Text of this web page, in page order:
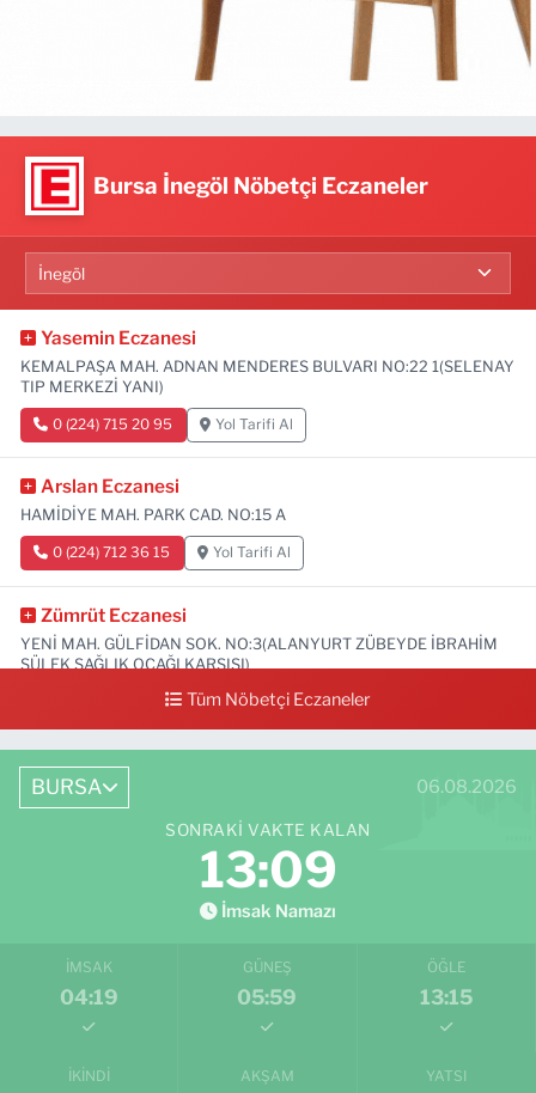
Bursa İnegöl Nöbetçi Eczaneler
Yasemin Eczanesi
KEMALPAŞA MAH. ADNAN MENDERES BULVARI NO:22 1(SELENAY
TIP MERKEZİ YANI)
0 (224) 715 20 95 Yol Tarifi Al
Arslan Eczanesi
HAMİDİYE MAH. PARK CAD. NO:15 A
0 (224) 712 36 15 Yol Tarifi Al
Zümrüt Eczanesi
YENİ MAH. GÜLFİDAN SOK. NO:3(ALANYURT ZÜBEYDE İBRAHİM
SÜLEK SAĞLIK OCAĞI KARŞISI)
0 (531) 239 44 04 Yol Tarifi Al
Tüm Nöbetçi Eczaneler
BURSA 06.08.2026
SONRAKI VAKTE KALAN
13:08
İmsak Namazı
İMSAK
04:19
GÜNEŞ
05:59
ÖĞLE
13:15
İKINDI AKŞAM YATSI